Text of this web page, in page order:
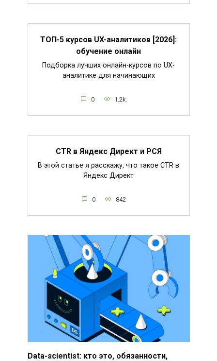
ТОП-5 курсов UX-аналитиков [2026]:
обучение онлайн
Подборка лучших онлайн-курсов по UX-
аналитике для начинающих
0 1.2k.
CTR в Яндекс Директ и РСЯ
В этой статье я расскажу, что такое CTR в
Яндекс Директ
0 842
Data-scientist: кто это, обязанности,